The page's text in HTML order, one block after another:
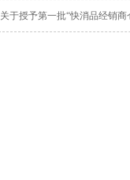
关于授予第一批“快消品经销